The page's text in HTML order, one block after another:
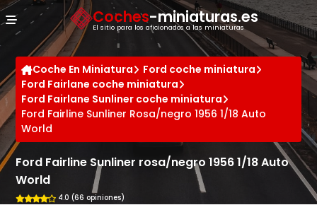
Coches-miniaturas.es
El sitio para los aficionados a las miniaturas
Coche En Miniatura
Ford coche miniatura
Ford Fairlane coche miniatura
Ford Fairlane Sunliner coche miniatura
Ford Fairline Sunliner Rosa/negro 1956 1/18 Auto
World
Ford Fairline Sunliner rosa/negro 1956 1/18 Auto
World
4.0 (66 opiniones)
Panel de gestión de cookies